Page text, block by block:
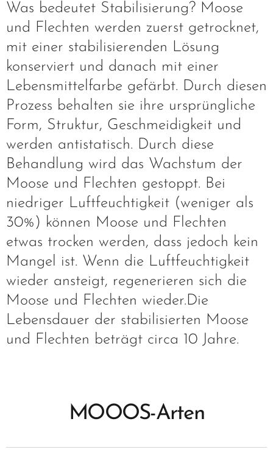
Was bedeutet Stabilisierung? Moose
und Flechten werden zuerst getrocknet,
mit einer stabilisierenden Lösung
konserviert und danach mit einer
Lebensmittelfarbe gefärbt. Durch diesen
Prozess behalten sie ihre ursprüngliche
Form, Struktur, Geschmeidigkeit und
werden antistatisch. Durch diese
Behandlung wird das Wachstum der
Moose und Flechten gestoppt. Bei
niedriger Luftfeuchtigkeit (weniger als
30%) können Moose und Flechten
etwas trocken werden, dass jedoch kein
Mangel ist. Wenn die Luftfeuchtigkeit
wieder ansteigt, regenerieren sich die
Moose und Flechten wieder.Die
Lebensdauer der stabilisierten Moose
und Flechten beträgt circa 10 Jahre.
MOOOS-Arten